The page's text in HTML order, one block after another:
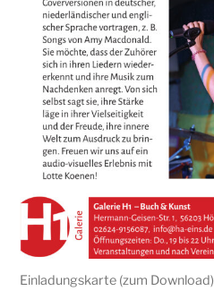
Einladungskarte (zum Download)